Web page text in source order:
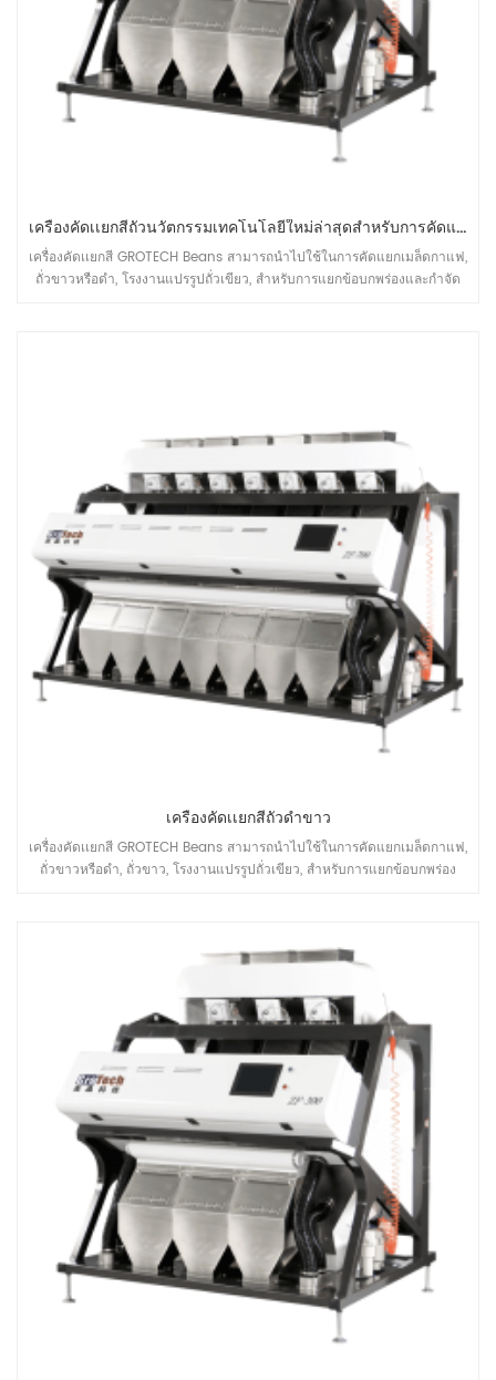
เครื่องคัดเเยกสีถั่วนวัตกรรมเทคโนโลยีใหม่ล่าสุดสำหรับการคัดแยกเมล็ดถั่วต่างๆ
เครื่องคัดเเยกสี GROTECH Beans สามารถนำไปใช้ในการคัดแยกเมล็ดกาแฟ,
ถั่วขาวหรือดำ, โรงงานแปรรูปถั่วเขียว, สำหรับการแยกข้อบกพร่องและกำจัด
เครื่องคัดเเยกสีถั่วดำขาว
เครื่องคัดเเยกสี GROTECH Beans สามารถนำไปใช้ในการคัดแยกเมล็ดกาแฟ,
ถั่วขาวหรือดำ, ถั่วขาว, โรงงานแปรรูปถั่วเขียว, สำหรับการแยกข้อบกพร่อง